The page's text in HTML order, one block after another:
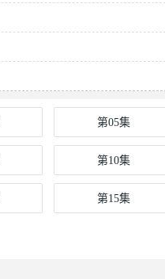
第05集
第10集
第15集